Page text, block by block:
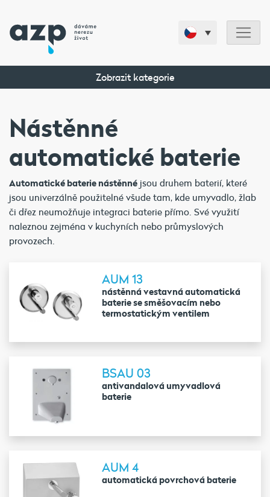
Zobrazit kategorie
Nástěnné
automatické baterie
Automatické baterie nástěnné jsou druhem baterií, které
jsou univerzálně použitelné všude tam, kde umyvadlo, žlab
či dřez neumožňuje integraci baterie přímo. Své využití
naleznou zejména v kuchyních nebo průmyslových
provozech.
AUM 13
nástěnná vestavná automatická
baterie se směšovacím nebo
termostatickým ventilem
BSAU 03
antivandalová umyvadlová
baterie
AUM 4
automatická povrchová baterie